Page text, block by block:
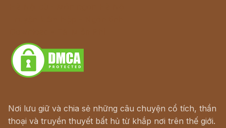
Nơi lưu giữ và chia sẻ những câu chuyện cổ tích, thần
thoại và truyền thuyết bất hủ từ khắp nơi trên thế giới.